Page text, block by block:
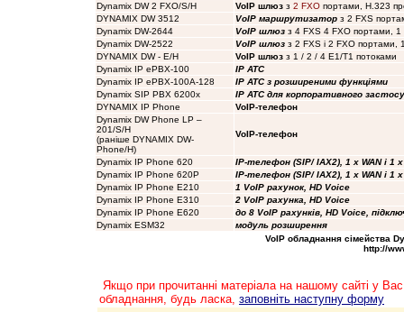
Dynamix DW 2 FXO/S/H
VoIP шлюз з 2 FXO портами, H.323
DYNAMIX DW 3512
VoIP маршрутизатор з 2 FXS
Dynamix DW-2644
VoIP шлюз з 4 FXS 4 FXO портами, 1
Dynamix DW-2522
VoIP шлюз з 2 FXS і 2 FXO портами,
DYNAMIX DW - E/H
VoIP шлюз з 1 / 2 / 4 E1/T1 потоками
Dynamix IP ePBX-100
IP ATC
Dynamix IP ePBX-100A-128
IP ATC з розширеними функціями
Dynamix SIP PBX 6200x
IP ATC для корпоративного
DYNAMIX IP Phone
VoIP-телефон
Dynamix DW Phone LP –
201/S/H
(раніше DYNAMIX DW-
Phone/H)
VoIP-телефон
Dynamix IP Phone 620
IP-телефон (SIP/ IAX2), 1 x WAN і 1 x
Dynamix IP Phone 620P
IP-телефон (SIP/ IAX2), 1 x WAN і 1 x
Dynamix IP Phone E210
1 VoIP рахунок, HD Voice
Dynamix IP Phone E310
2 VoIP рахунка, HD Voice
Dynamix IP Phone E620
до 8 VoIP рахунків, HD Voice,
Dynamix ESM32
модуль розширення
VoIP обладнання сімейства
http://
Якщо при прочитанні матеріала на нашому сайті у
обладнання, будь ласка, заповніть наступну форму